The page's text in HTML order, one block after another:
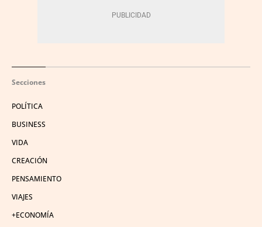
Secciones
POLÍTICA
BUSINESS
VIDA
CREACIÓN
PENSAMIENTO
VIAJES
+ECONOMÍA